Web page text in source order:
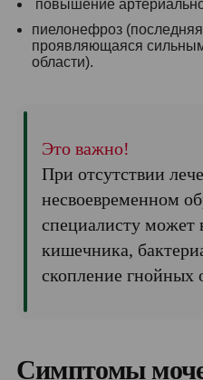
повышение
пиелонефроз
проявляющаяся
области).
Это важно!
При отсутствии
несвоевременном
специалисту может
кишечника,
скопление гнойных
Симптомы